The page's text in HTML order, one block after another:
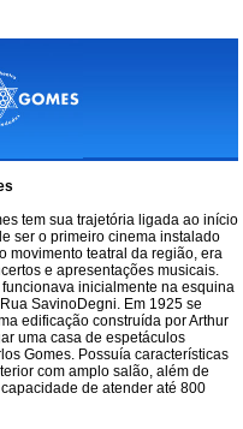
tem sua trajetória ligada ao início
ser o primeiro cinema instalado
movimento teatral da região, era
e apresentações musicais.
inicialmente na esquina
SavinoDegni. Em 1925 se
edificação construída por Arthur
uma casa de espetáculos
Gomes. Possuía características
com amplo salão, além de
de atender até 800